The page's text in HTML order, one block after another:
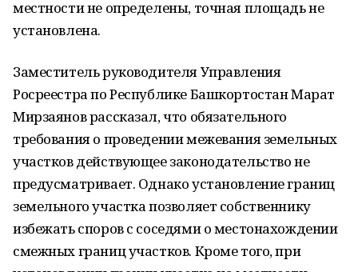
местности не определены, точная площадь не
установлена.
Заместитель руководителя Управления
Росреестра по Республике Башкортостан Марат
Мирзаянов рассказал, что обязательного
требования о проведении межевания земельных
участков действующее законодательство не
предусматривает. Однако установление границ
земельного участка позволяет собственнику
избежать споров с соседями о местонахождении
смежных границ участков. Кроме того, при